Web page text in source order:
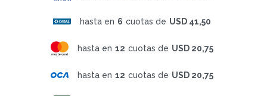
hasta en 6 cuotas de USD 41,50
hasta en 12 cuotas de USD 20,75
hasta en 12 cuotas de USD 20,75